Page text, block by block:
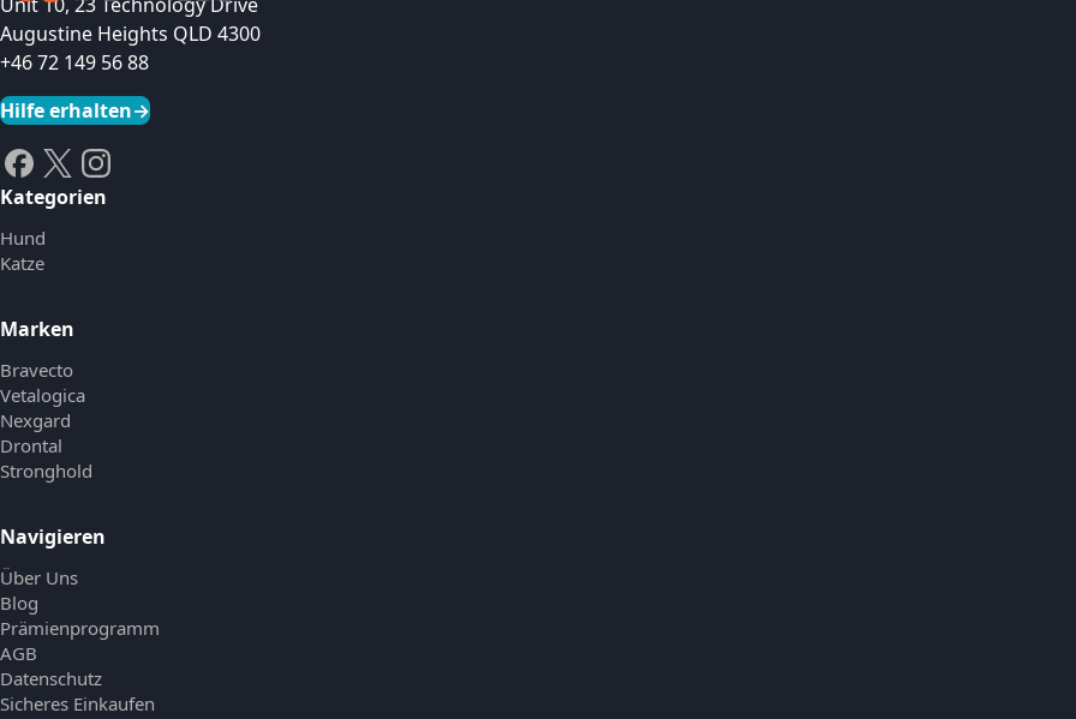
Augustine Heights QLD 4300
+46 72 149 56 88
Hilfe erhalten→
Kategorien
Hund
Katze
Marken
Bravecto
Vetalogica
Nexgard
Drontal
Stronghold
Navigieren
Über Uns
Blog
Prämienprogramm
AGB
Datenschutz
Sicheres Einkaufen